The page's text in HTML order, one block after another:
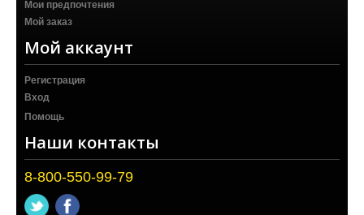
Мои предпочтения
Мой заказ
Мой аккаунт
Регистрация
Вход
Помощь
Наши контакты
8-800-550-99-79